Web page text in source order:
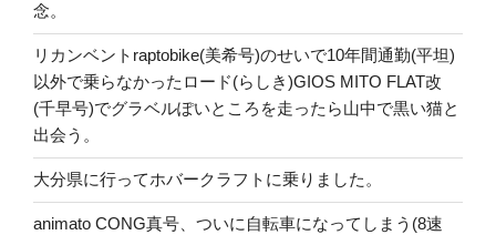
念。
リカンベントraptobike(美希号)のせいで10年間通勤(平坦)
以外で乗らなかったロード(らしき)GIOS MITO FLAT改
(千早号)でグラベルぽいところを走ったら山中で黒い猫と
出会う。
大分県に行ってホバークラフトに乗りました。
animato CONG真号、ついに自転車になってしまう(8速